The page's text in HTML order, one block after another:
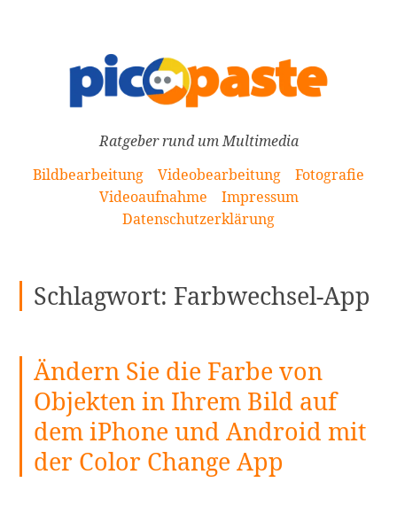
Ratgeber rund um Multimedia
Bildbearbeitung
Videobearbeitung
Fotografie
Videoaufnahme
Impressum
Datenschutzerklärung
Schlagwort: Farbwechsel-App
Ändern Sie die Farbe von
Objekten in Ihrem Bild auf
dem iPhone und Android mit
der Color Change App